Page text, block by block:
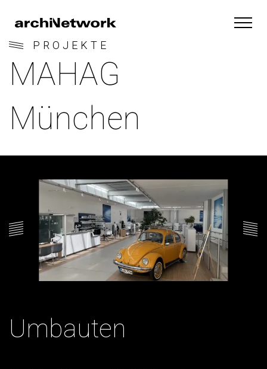
PROJEKTE
MAHAG
München
Umbauten